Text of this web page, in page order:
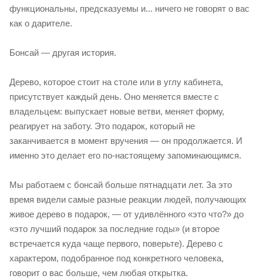
функциональны, предсказуемы и... ничего не говорят о вас
как о дарителе.
Бонсай — другая история.
Дерево, которое стоит на столе или в углу кабинета,
присутствует каждый день. Оно меняется вместе с
владельцем: выпускает новые ветви, меняет форму,
реагирует на заботу. Это подарок, который не
заканчивается в момент вручения — он продолжается. И
именно это делает его по-настоящему запоминающимся.
Мы работаем с бонсай больше пятнадцати лет. За это
время видели самые разные реакции людей, получающих
живое дерево в подарок, — от удивлённого «это что?» до
«это лучший подарок за последние годы» (и второе
встречается куда чаще первого, поверьте). Дерево с
характером, подобранное под конкретного человека,
говорит о вас больше, чем любая открытка.